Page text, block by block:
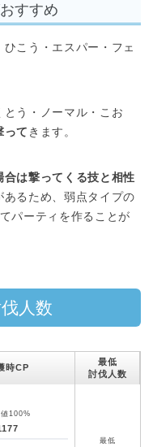
すすめ
こう・エスパー・フェ
う・ノーマル・こお
って きます。
は撃ってくる技と相性
あるため、弱点タイプの
パーティを作ることが
人数
時CP
最低
討伐人数
100%
最低